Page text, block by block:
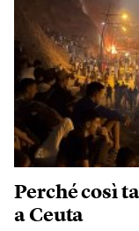
Perché così
a Ceuta